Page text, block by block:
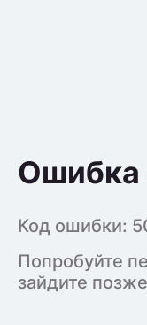
Ошибка
Код ошибки:
Попробуйте
зайдите позже